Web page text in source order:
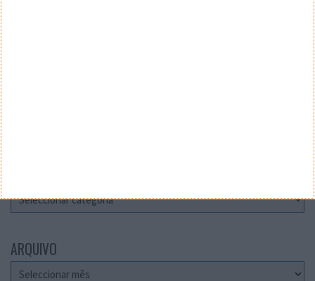
ARQUIVO
Arquivo